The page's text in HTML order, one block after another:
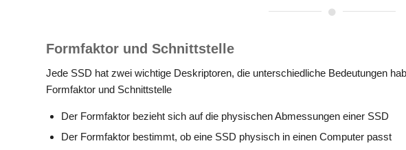
Formfaktor und Schnittstelle
Jede SSD hat zwei wichtige Deskriptoren, die unterschiedliche Bedeutungen
Formfaktor und Schnittstelle
Der Formfaktor bezieht sich auf die physischen Abmessungen einer SSD
Der Formfaktor bestimmt, ob eine SSD physisch in einen Computer passt